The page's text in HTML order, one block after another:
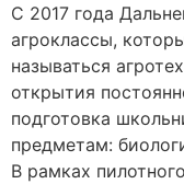
С 2017 года
агроклассы,
называться
открытия
подготовка
предметам:
В рамках